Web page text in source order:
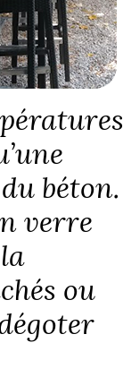
béton.
verre
ou